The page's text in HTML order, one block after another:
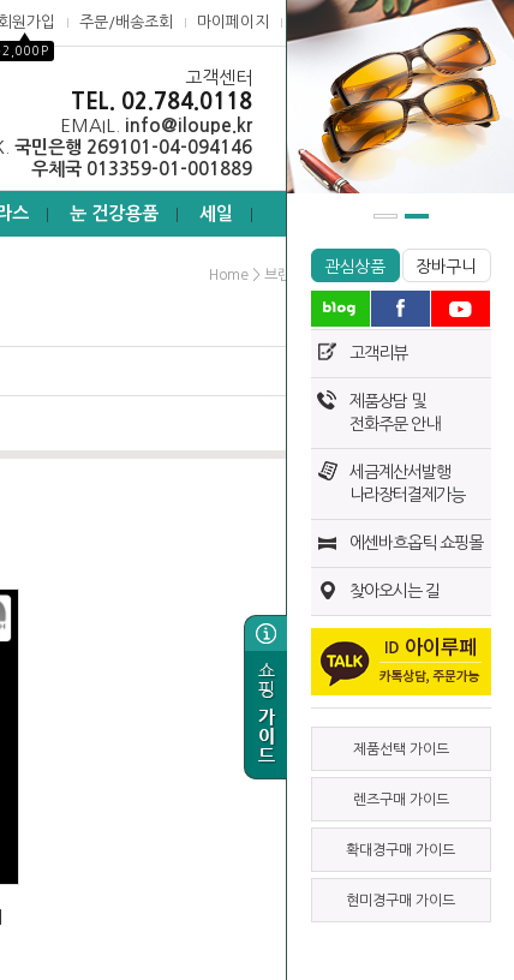
관심상품 장바구니
고객리뷰
제품상담 및
전화주문 안내
세금계산서발행
나라장터결제가능
에센바흐옵틱 쇼핑몰
찾아오시는 길
제품선택 가이드
렌즈구매 가이드
확대경구매 가이드
현미경구매 가이드
회원가입
▲
주문/배송조회 마이페이지 고객센터
고객센터
TEL. 02.784.0118
EMAIL. info@iloupe.kr
국민은행 269101-04-094146
우체국 013359-01-001889
0
스 눈 건강용품 세일
Home > 브랜드샵* > 니콘